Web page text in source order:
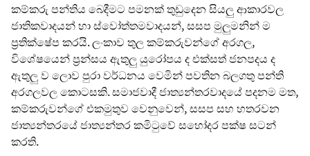
කම්කරු පන්තිය බෙදීමට පමනක් තුඩුදෙන සියලු ආකාරවල
ජාතිකවාදයන් හා ස්වෝත්තමවාදයන්, සසප මුලුමනින් ම
ප්‍රතික්ෂේප කරයි. ලංකාව තුල කම්කරුවන්ගේ අරගල,
විශේෂයෙන් ප්‍රන්සය ඇතුලු යුරෝපය ද එක්සත් ජනපදය ද
ඇතුලු ව ලොව පුරා වර්ධනය වෙමින් පවතින බලගතු පන්ති
අරගලවල කොටසකි. සමාජවාදී ජාත්‍යන්තරවාදයේ පදනම මත,
කම්කරුවන්ගේ එකමුතුව වෙනුවෙන්, සසප සහ හතරවන
ජාත්‍යන්තරයේ ජාත්‍යන්තර කමිටුවේ සහෝදර පක්ෂ සටන්
කරති.